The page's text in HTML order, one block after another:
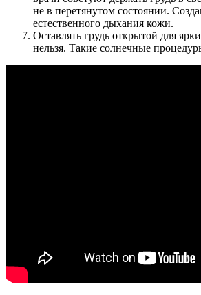
не в перетянутом состоянии.
естественного дыхания кожи.
Оставлять грудь открытой для
нельзя. Такие солнечные